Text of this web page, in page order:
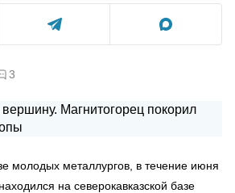
3
молодых металлургов, в течение июня
на северокавказской базе